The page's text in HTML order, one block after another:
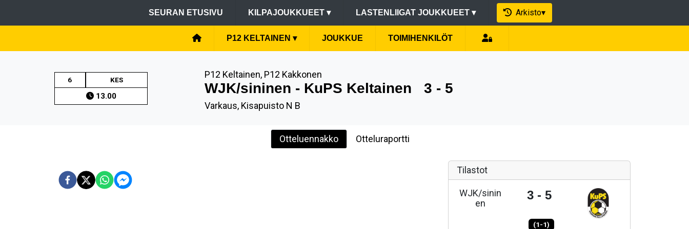
SEURAN ETUSIVU KILPAJOUKKUEET ▾ LASTENLIIGAT JOUKKUEET ▾ Arkisto▾
P12 KELTAINEN ▾ JOUKKUE TOIMIHENKILÖT
6 KES
13.00
P12 Keltainen, P12 Kakkonen
WJK/sininen - KuPS Keltainen 3 - 5
Varkaus, Kisapuisto N B
Otteluennakko Otteluraportti
Tilastot
WJK/sinin
en
3 - 5
(1-1)